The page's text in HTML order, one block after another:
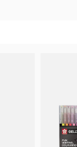
schreibt und
für detaillierte
Spitzenbreiten
erhältlich. Die